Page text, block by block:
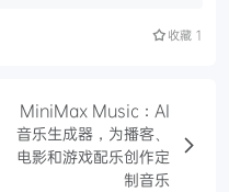
收藏 1
MiniMax Music：AI
音乐生成器，为播客、
电影和游戏配乐创作定
制音乐